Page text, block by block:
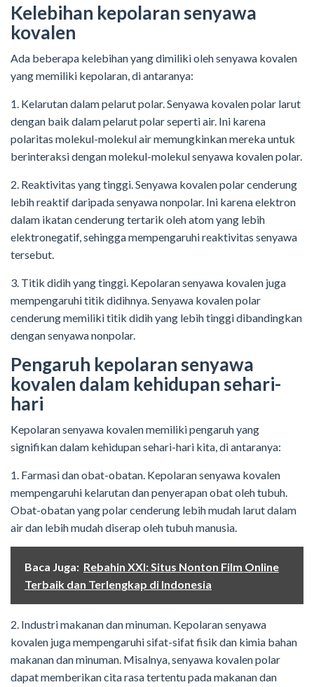
Kelebihan kepolaran senyawa
kovalen
Ada beberapa kelebihan yang dimiliki oleh senyawa kovalen
yang memiliki kepolaran, di antaranya:
1. Kelarutan dalam pelarut polar. Senyawa kovalen polar larut
dengan baik dalam pelarut polar seperti air. Ini karena
polaritas molekul-molekul air memungkinkan mereka untuk
berinteraksi dengan molekul-molekul senyawa kovalen polar.
2. Reaktivitas yang tinggi. Senyawa kovalen polar cenderung
lebih reaktif daripada senyawa nonpolar. Ini karena elektron
dalam ikatan cenderung tertarik oleh atom yang lebih
elektronegatif, sehingga mempengaruhi reaktivitas senyawa
tersebut.
3. Titik didih yang tinggi. Kepolaran senyawa kovalen juga
mempengaruhi titik didihnya. Senyawa kovalen polar
cenderung memiliki titik didih yang lebih tinggi dibandingkan
dengan senyawa nonpolar.
Pengaruh kepolaran senyawa
kovalen dalam kehidupan sehari-
hari
Kepolaran senyawa kovalen memiliki pengaruh yang
signifikan dalam kehidupan sehari-hari kita, di antaranya:
1. Farmasi dan obat-obatan. Kepolaran senyawa kovalen
mempengaruhi kelarutan dan penyerapan obat oleh tubuh.
Obat-obatan yang polar cenderung lebih mudah larut dalam
air dan lebih mudah diserap oleh tubuh manusia.
Baca Juga: Rebahin XXI: Situs Nonton Film Online
Terbaik dan Terlengkap di Indonesia
2. Industri makanan dan minuman. Kepolaran senyawa
kovalen juga mempengaruhi sifat-sifat fisik dan kimia bahan
makanan dan minuman. Misalnya, senyawa kovalen polar
dapat memberikan cita rasa tertentu pada makanan dan